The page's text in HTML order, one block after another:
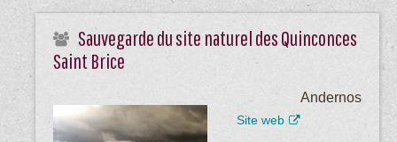
Sauvegarde du site naturel des Quinconces
Saint Brice
Andernos
Site web